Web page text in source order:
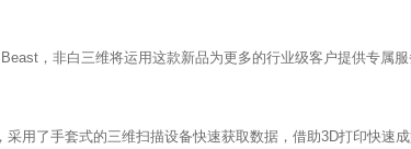
，非白三维将运用这款新品为更多的行业级客户提供专属服
了手套式的三维扫描设备快速获取数据，借助3D打印快速